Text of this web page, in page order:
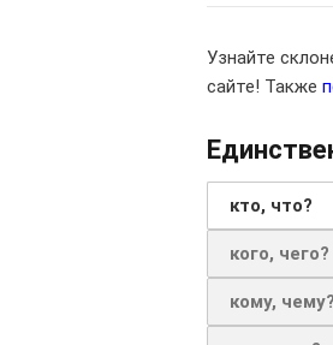
Узнайте
сайте! Также
кто, что?
кого, чего?
кому, чему?